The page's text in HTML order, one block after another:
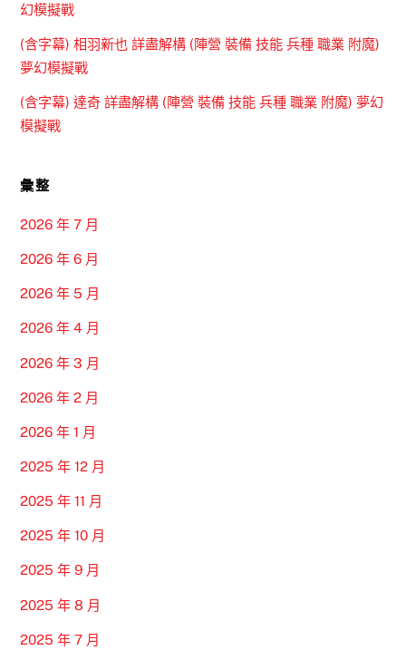
幻模擬戰
(含字幕) 相羽新也 詳盡解構 (陣營 裝備 技能 兵種 職業 附魔)
夢幻模擬戰
(含字幕) 達奇 詳盡解構 (陣營 裝備 技能 兵種 職業 附魔) 夢幻
模擬戰
彙整
2026 年 7 月
2026 年 6 月
2026 年 5 月
2026 年 4 月
2026 年 3 月
2026 年 2 月
2026 年 1 月
2025 年 12 月
2025 年 11 月
2025 年 10 月
2025 年 9 月
2025 年 8 月
2025 年 7 月